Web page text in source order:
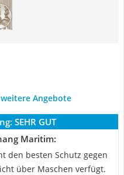
Angebote
SEHR GUT
Maritim:
den besten Schutz gegen
über Maschen verfügt.